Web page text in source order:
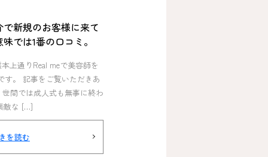
新規のお客様に来て
では1番の口コミ。
上通りReal meで美容師を
す。 記事をご覧いただきあ
間では成人式も無事に終わ
敵な […]
を読む